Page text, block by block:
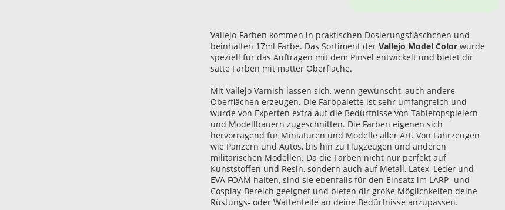
Vallejo-Farben kommen in praktischen Dosierungsfläschchen und
beinhalten 17ml Farbe. Das Sortiment der Vallejo Model Colorwurde
speziell für das Auftragen mit dem Pinsel entwickelt und bietet dir
satte Farben mit matter Oberfläche.
Mit Vallejo Varnish lassen sich, wenn gewünscht, auch andere
Oberflächen erzeugen. Die Farbpalette ist sehr umfangreich und
wurde von Experten extra auf die Bedürfnisse von Tabletopspielern
und Modellbauern zugeschnitten. Die Farben eigenen sich
hervorragend für Miniaturen und Modelle aller Art. Von Fahrzeugen
wie Panzern und Autos, bis hin zu Flugzeugen und anderen
militärischen Modellen. Da die Farben nicht nur perfekt auf
Kunststoffen und Resin, sondern auch auf Metall, Latex, Leder und
EVA FOAM halten, sind sie ebenfalls für den Einsatz im LARP- und
Cosplay-Bereich geeignet und bieten dir große Möglichkeiten deine
Rüstungs- oder Waffenteile an deine Bedürfnisse anzupassen.